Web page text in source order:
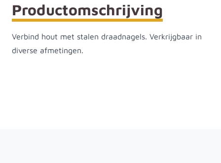
Productomschrijving
Verbind hout met stalen draadnagels. Verkrijgbaar in
diverse afmetingen.